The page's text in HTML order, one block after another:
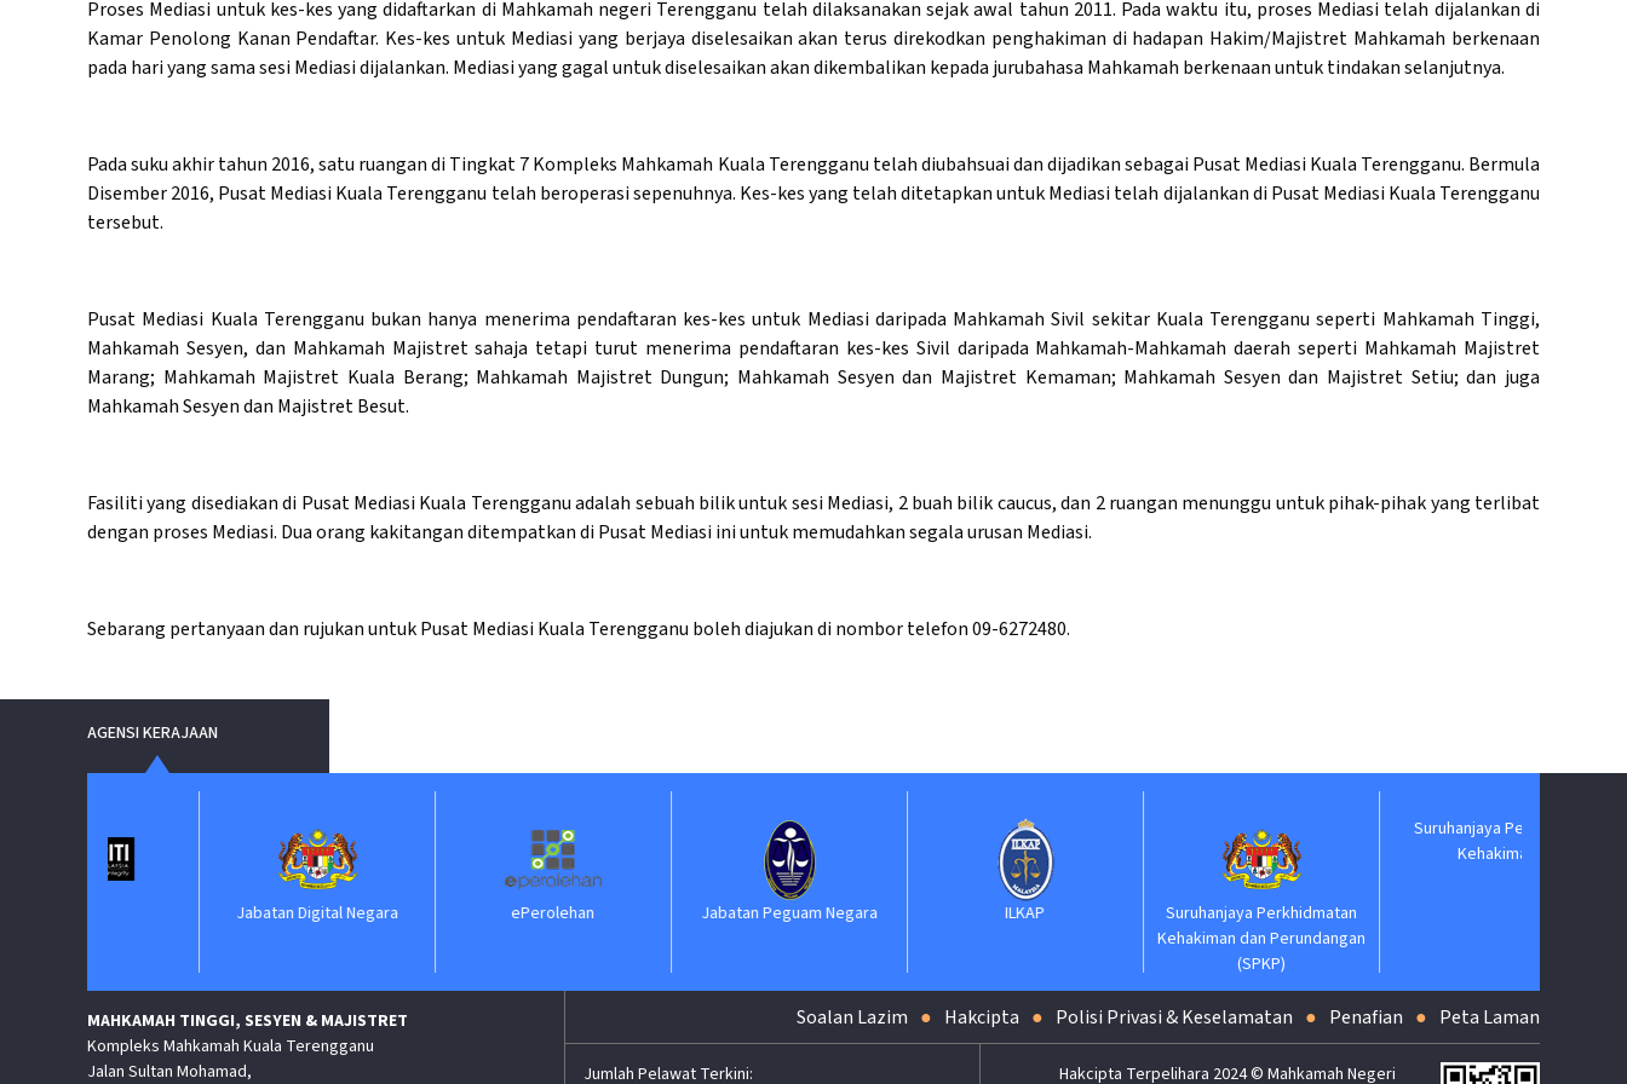
Proses Mediasi untuk kes-kes yang didaftarkan di Mahkamah negeri Terengganu telah dilaksanakan sejak awal tahun 2011. Pada waktu itu, proses Mediasi telah dijalankan di
Kamar Penolong Kanan Pendaftar. Kes-kes untuk Mediasi yang berjaya diselesaikan akan terus direkodkan penghakiman di hadapan Hakim/Majistret Mahkamah berkenaan
pada hari yang sama sesi Mediasi dijalankan. Mediasi yang gagal untuk diselesaikan akan dikembalikan kepada jurubahasa Mahkamah berkenaan untuk tindakan selanjutnya.
Pada suku akhir tahun 2016, satu ruangan di Tingkat 7 Kompleks Mahkamah Kuala Terengganu telah diubahsuai dan dijadikan sebagai Pusat Mediasi Kuala Terengganu. Bermula
Disember 2016, Pusat Mediasi Kuala Terengganu telah beroperasi sepenuhnya. Kes-kes yang telah ditetapkan untuk Mediasi telah dijalankan di Pusat Mediasi Kuala Terengganu
tersebut.
Pusat Mediasi Kuala Terengganu bukan hanya menerima pendaftaran kes-kes untuk Mediasi daripada Mahkamah Sivil sekitar Kuala Terengganu seperti Mahkamah Tinggi,
Mahkamah Sesyen, dan Mahkamah Majistret sahaja tetapi turut menerima pendaftaran kes-kes Sivil daripada Mahkamah-Mahkamah daerah seperti Mahkamah Majistret
Marang; Mahkamah Majistret Kuala Berang; Mahkamah Majistret Dungun; Mahkamah Sesyen dan Majistret Kemaman; Mahkamah Sesyen dan Majistret Setiu; dan juga
Mahkamah Sesyen dan Majistret Besut.
Fasiliti yang disediakan di Pusat Mediasi Kuala Terengganu adalah sebuah bilik untuk sesi Mediasi, 2 buah bilik caucus, dan 2 ruangan menunggu untuk pihak-pihak yang terlibat
dengan proses Mediasi. Dua orang kakitangan ditempatkan di Pusat Mediasi ini untuk memudahkan segala urusan Mediasi.
Sebarang pertanyaan dan rujukan untuk Pusat Mediasi Kuala Terengganu boleh diajukan di nombor telefon 09-6272480.
AGENSI KERAJAAN
Jabatan Digital Negara ePerolehan Jabatan Peguam Negara
Suruhanjaya Perkhidmatan
Kehakiman dan Perundangan
Suruhanjaya Pelantikan
Kehakiman
MAHKAMAH TINGGI, SESYEN & MAJISTRET
Kompleks Mahkamah Kuala Terengganu
Jalan Sultan Mohamad,
Soalan Lazim Hakcipta Polisi Privasi & Keselamatan Penafian Peta Laman
Hakcipta Terpelihara 2024 © Mahkamah Negeri